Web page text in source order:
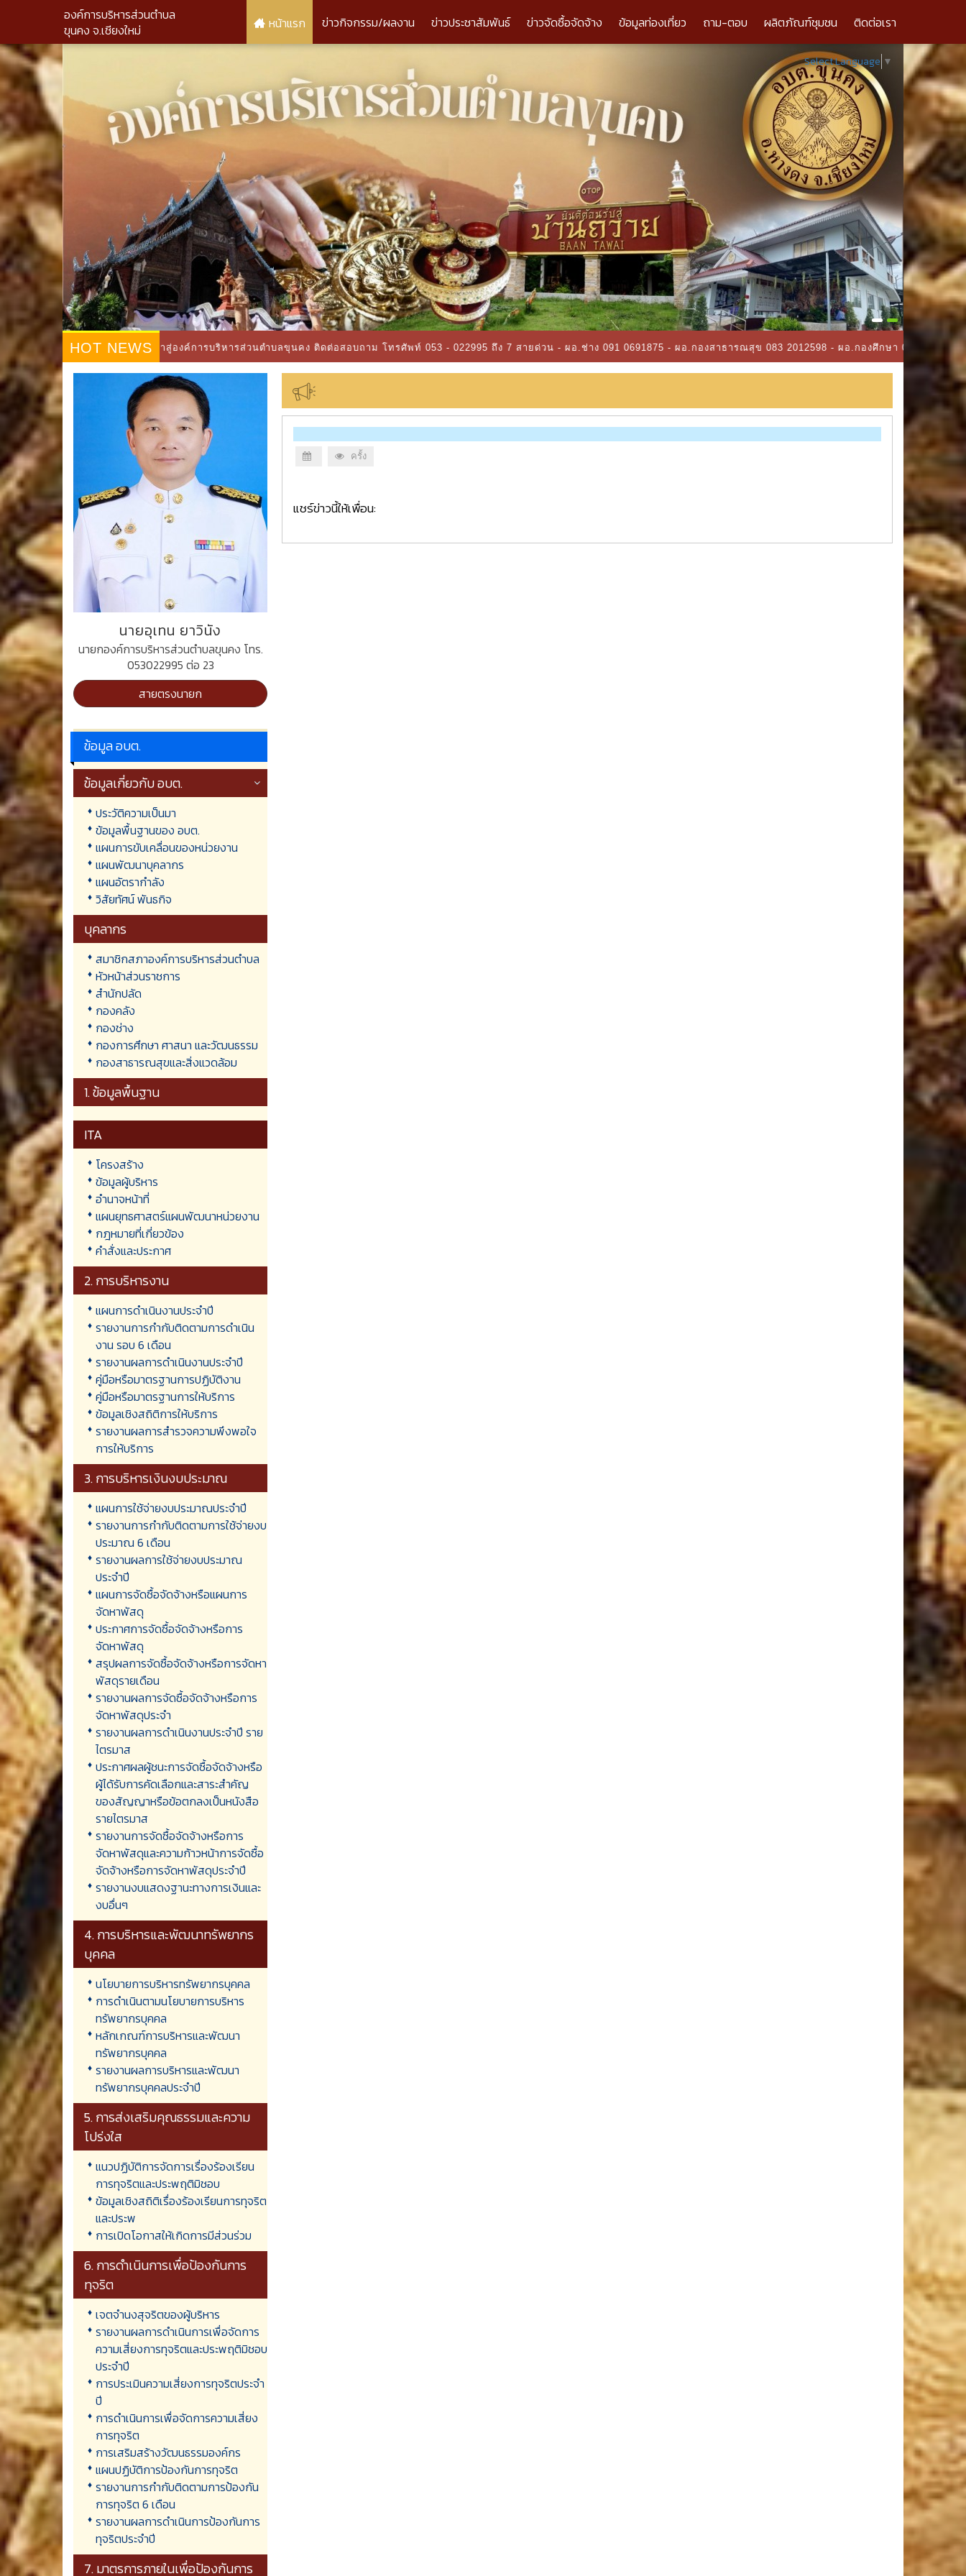
องค์การบริหารส่วนตำบล
ขุนคง จ.เชียงใหม่
หน้าแรก ข่าวกิจกรรม/ผลงาน ข่าวประชาสัมพันธ์ ข่าวจัดซื้อจัดจ้าง ข้อมูลท่องเที่ยว ถาม-ตอบ ผลิตภัณฑ์ชุมชน ติดต่อเรา
Select Language ▼
HOT NEWS
ยินดีต้อนรับเข้าสู่องค์การบริหารส่วนตำบลขุนคง ติดต่อสอบถาม โทรศัพท์ 053 - 022995 ถึง 7 สายด่วน - ผอ.ช่าง 091 0691875 - ผอ.กองสาธารณสุข 083 2012598 - ผอ.กองศึกษา 091 8532945 - ผอ.กองคลัง
นายอุเทน ยาวินัง
นายกองค์การบริหารส่วนตำบลขุนคง โทร.
053022995 ต่อ 23
สายตรงนายก
ข้อมูล อบต.
ข้อมูลเกี่ยวกับ อบต.
ประวัติความเป็นมา
ข้อมูลพื้นฐานของ อบต.
แผนการขับเคลื่อนของหน่วยงาน
แผนพัฒนาบุคลากร
แผนอัตรากำลัง
วิสัยทัศน์ พันธกิจ
บุคลากร
สมาชิกสภาองค์การบริหารส่วนตำบล
หัวหน้าส่วนราชการ
สำนักปลัด
กองคลัง
กองช่าง
กองการศึกษา ศาสนา และวัฒนธรรม
กองสาธารณสุขและสิ่งแวดล้อม
1. ข้อมูลพื้นฐาน
ITA
โครงสร้าง
ข้อมูลผู้บริหาร
อำนาจหน้าที่
แผนยุทธศาสตร์แผนพัฒนาหน่วยงาน
กฎหมายที่เกี่ยวข้อง
คำสั่งและประกาศ
2. การบริหารงาน
แผนการดำเนินงานประจำปี
รายงานการกำกับติดตามการดำเนิน
งาน รอบ 6 เดือน
รายงานผลการดำเนินงานประจำปี
คู่มือหรือมาตรฐานการปฏิบัติงาน
คู่มือหรือมาตรฐานการให้บริการ
ข้อมูลเชิงสถิติการให้บริการ
รายงานผลการสำรวจความพึงพอใจ
การให้บริการ
3. การบริหารเงินงบประมาณ
แผนการใช้จ่ายงบประมาณประจำปี
รายงานการกำกับติดตามการใช้จ่ายงบ
ประมาณ 6 เดือน
รายงานผลการใช้จ่ายงบประมาณ
ประจำปี
แผนการจัดซื้อจัดจ้างหรือแผนการ
จัดหาพัสดุ
ประกาศการจัดซื้อจัดจ้างหรือการ
จัดหาพัสดุ
สรุปผลการจัดซื้อจัดจ้างหรือการจัดหา
พัสดุรายเดือน
รายงานผลการจัดซื้อจัดจ้างหรือการ
จัดหาพัสดุประจำ
รายงานผลการดำเนินงานประจำปี ราย
ไตรมาส
ประกาศผลผู้ชนะการจัดซื้อจัดจ้างหรือ
ผู้ได้รับการคัดเลือกและสาระสำคัญ
ของสัญญาหรือข้อตกลงเป็นหนังสือ
รายไตรมาส
รายงานการจัดซื้อจัดจ้างหรือการ
จัดหาพัสดุและความก้าวหน้าการจัดซื้อ
จัดจ้างหรือการจัดหาพัสดุประจำปี
รายงานงบแสดงฐานะทางการเงินและ
งบอื่นๆ
4. การบริหารและพัฒนาทรัพยากร
บุคคล
นโยบายการบริหารทรัพยากรบุคคล
การดำเนินตามนโยบายการบริหาร
ทรัพยากรบุคคล
หลักเกณฑ์การบริหารและพัฒนา
ทรัพยากรบุคคล
รายงานผลการบริหารและพัฒนา
ทรัพยากรบุคคลประจำปี
5. การส่งเสริมคุณธรรมและความ
โปร่งใส
แนวปฏิบัติการจัดการเรื่องร้องเรียน
การทุจริตและประพฤติมิชอบ
ข้อมูลเชิงสถิติเรื่องร้องเรียนการทุจริต
และประพ
การเปิดโอกาสให้เกิดการมีส่วนร่วม
6. การดำเนินการเพื่อป้องกันการ
ทุจริต
เจตจำนงสุจริตของผู้บริหาร
รายงานผลการดำเนินการเพื่อจัดการ
ความเสี่ยงการทุจริตและประพฤติมิชอบ
ประจำปี
การประเมินความเสี่ยงการทุจริตประจำ
ปี
การดำเนินการเพื่อจัดการความเสี่ยง
การทุจริต
การเสริมสร้างวัฒนธรรมองค์กร
แผนปฏิบัติการป้องกันการทุจริต
รายงานการกำกับติดตามการป้องกัน
การทุจริต 6 เดือน
รายงานผลการดำเนินการป้องกันการ
ทุจริตประจำปี
7. มาตรการภายในเพื่อป้องกันการ
ครั้ง
แชร์ข่าวนี้ให้เพื่อน: